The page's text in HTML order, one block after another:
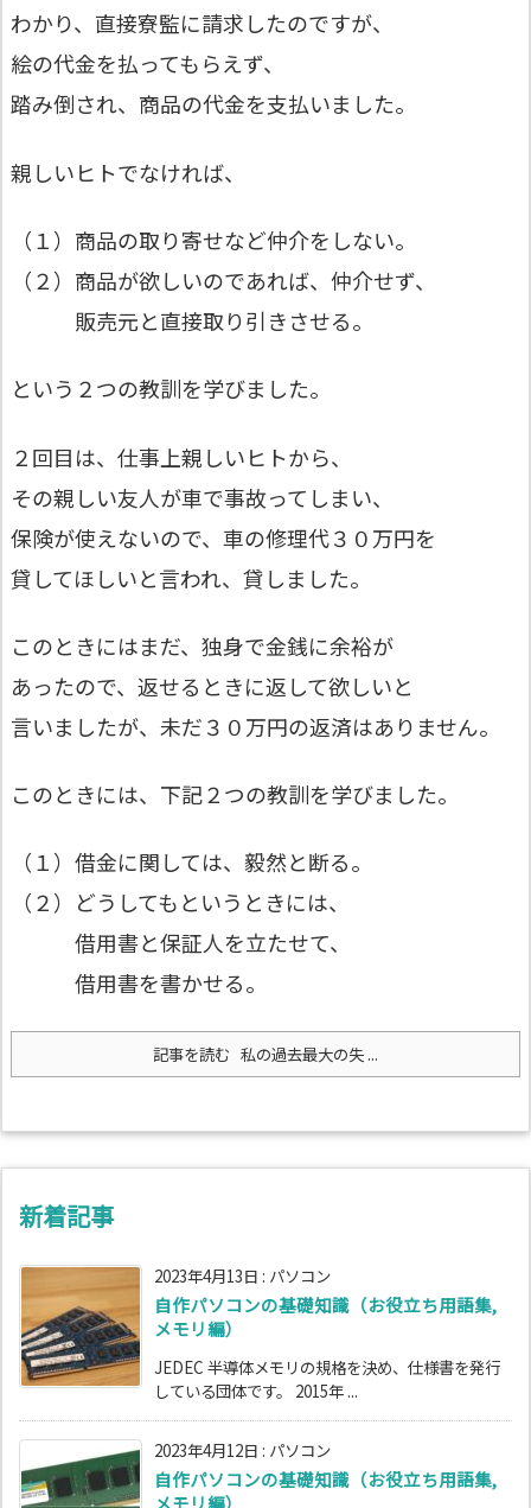
わかり、直接寮監に請求したのですが、
絵の代金を払ってもらえず、
踏み倒され、商品の代金を支払いました。
親しいヒトでなければ、
（１）商品の取り寄せなど仲介をしない。
（２）商品が欲しいのであれば、仲介せず、
販売元と直接取り引きさせる。
という２つの教訓を学びました。
２回目は、仕事上親しいヒトから、
その親しい友人が車で事故ってしまい、
保険が使えないので、車の修理代３０万円を
貸してほしいと言われ、貸しました。
このときにはまだ、独身で金銭に余裕が
あったので、返せるときに返して欲しいと
言いましたが、未だ３０万円の返済はありません。
このときには、下記２つの教訓を学びました。
（１）借金に関しては、毅然と断る。
（２）どうしてもというときには、
借用書と保証人を立たせて、
借用書を書かせる。
記事を読む 私の過去最大の失 ...
新着記事
2023年4月13日 : パソコン
自作パソコンの基礎知識（お役立ち用語集,
メモリ編）
JEDEC 半導体メモリの規格を決め、仕様書を発行
している団体です。 2015年 ...
2023年4月12日 : パソコン
自作パソコンの基礎知識（お役立ち用語集,
メモリ編）